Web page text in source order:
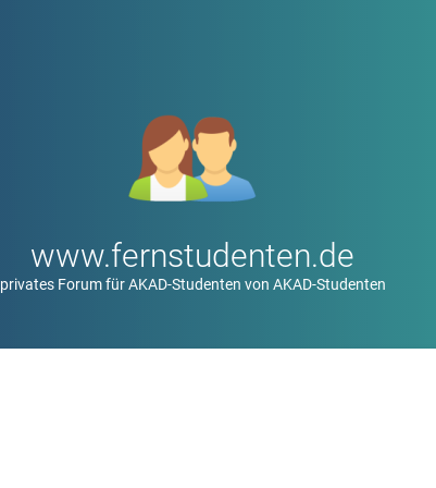
www.fernstudenten.de
privates Forum für AKAD-Studenten von AKAD-Studenten